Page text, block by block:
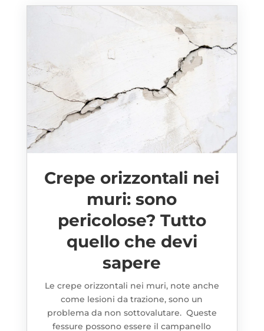
Crepe orizzontali nei
muri: sono
pericolose? Tutto
quello che devi
sapere
Le crepe orizzontali nei muri, note anche
come lesioni da trazione, sono un
problema da non sottovalutare. Queste
fessure possono essere il campanello